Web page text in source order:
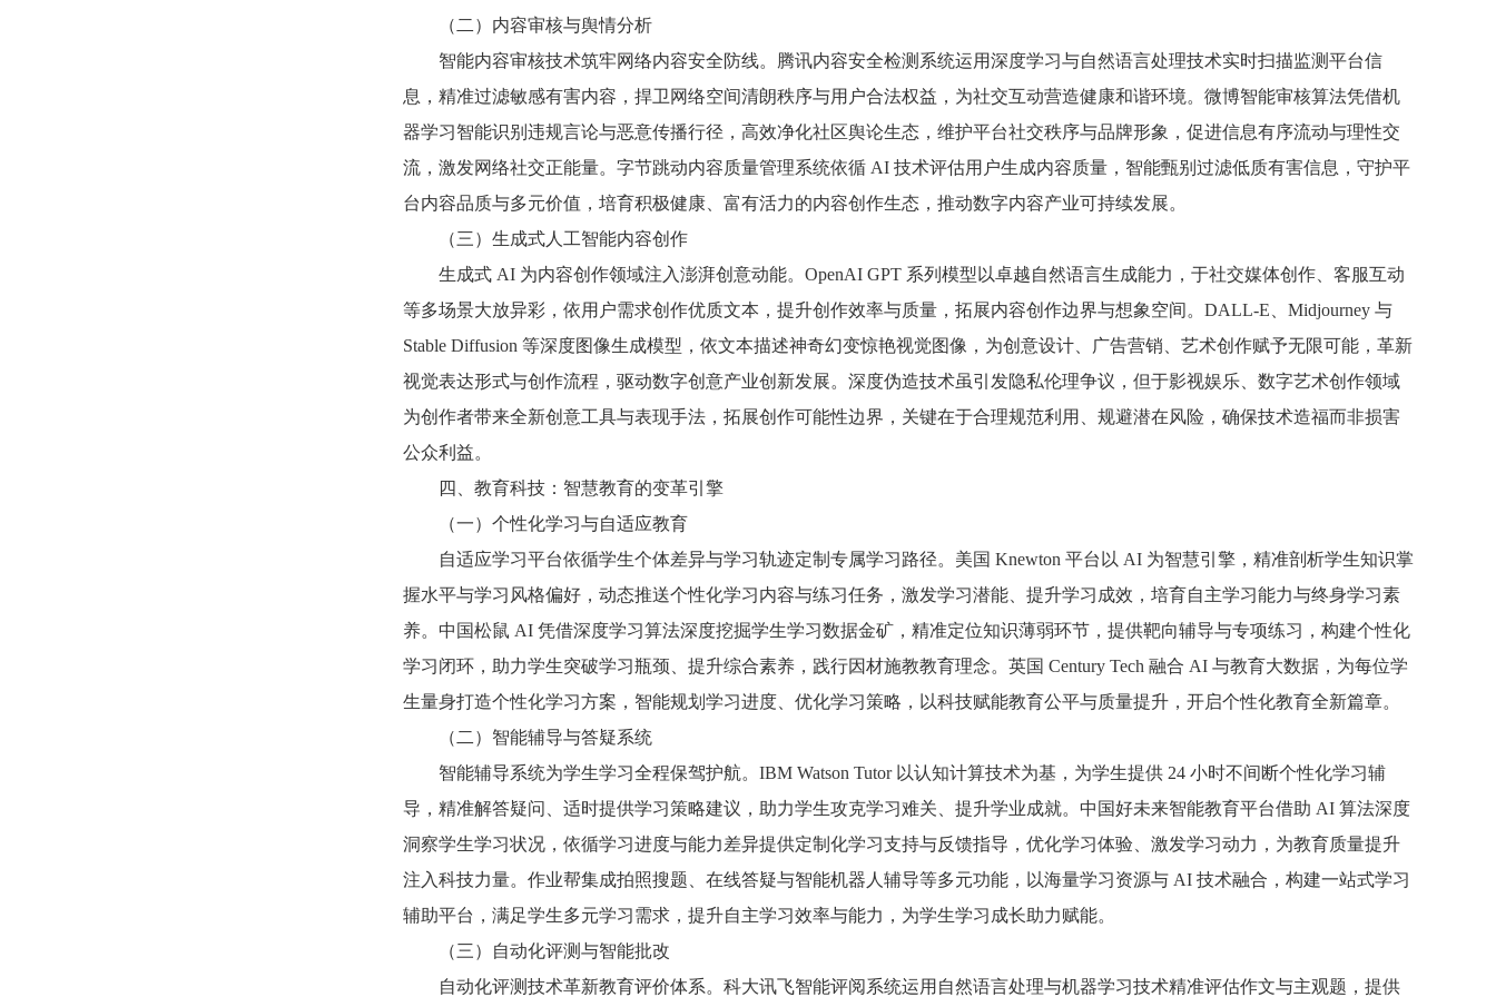
（二）内容审核与舆情分析
智能内容审核技术筑牢网络内容安全防线。腾讯内容安全检测系统运用深度学习与自然语言处理技术实时扫描监测平台信
息，精准过滤敏感有害内容，捍卫网络空间清朗秩序与用户合法权益，为社交互动营造健康和谐环境。微博智能审核算法凭借机
器学习智能识别违规言论与恶意传播行径，高效净化社区舆论生态，维护平台社交秩序与品牌形象，促进信息有序流动与理性交
流，激发网络社交正能量。字节跳动内容质量管理系统依循 AI 技术评估用户生成内容质量，智能甄别过滤低质有害信息，守护平
台内容品质与多元价值，培育积极健康、富有活力的内容创作生态，推动数字内容产业可持续发展。
（三）生成式人工智能内容创作
生成式 AI 为内容创作领域注入澎湃创意动能。OpenAI GPT 系列模型以卓越自然语言生成能力，于社交媒体创作、客服互动
等多场景大放异彩，依用户需求创作优质文本，提升创作效率与质量，拓展内容创作边界与想象空间。DALL-E、Midjourney 与
Stable Diffusion 等深度图像生成模型，依文本描述神奇幻变惊艳视觉图像，为创意设计、广告营销、艺术创作赋予无限可能，革新
视觉表达形式与创作流程，驱动数字创意产业创新发展。深度伪造技术虽引发隐私伦理争议，但于影视娱乐、数字艺术创作领域
为创作者带来全新创意工具与表现手法，拓展创作可能性边界，关键在于合理规范利用、规避潜在风险，确保技术造福而非损害
公众利益。
四、教育科技：智慧教育的变革引擎
（一）个性化学习与自适应教育
自适应学习平台依循学生个体差异与学习轨迹定制专属学习路径。美国 Knewton 平台以 AI 为智慧引擎，精准剖析学生知识掌
握水平与学习风格偏好，动态推送个性化学习内容与练习任务，激发学习潜能、提升学习成效，培育自主学习能力与终身学习素
养。中国松鼠 AI 凭借深度学习算法深度挖掘学生学习数据金矿，精准定位知识薄弱环节，提供靶向辅导与专项练习，构建个性化
学习闭环，助力学生突破学习瓶颈、提升综合素养，践行因材施教教育理念。英国 Century Tech 融合 AI 与教育大数据，为每位学
生量身打造个性化学习方案，智能规划学习进度、优化学习策略，以科技赋能教育公平与质量提升，开启个性化教育全新篇章。
（二）智能辅导与答疑系统
智能辅导系统为学生学习全程保驾护航。IBM Watson Tutor 以认知计算技术为基，为学生提供 24 小时不间断个性化学习辅
导，精准解答疑问、适时提供学习策略建议，助力学生攻克学习难关、提升学业成就。中国好未来智能教育平台借助 AI 算法深度
洞察学生学习状况，依循学习进度与能力差异提供定制化学习支持与反馈指导，优化学习体验、激发学习动力，为教育质量提升
注入科技力量。作业帮集成拍照搜题、在线答疑与智能机器人辅导等多元功能，以海量学习资源与 AI 技术融合，构建一站式学习
辅助平台，满足学生多元学习需求，提升自主学习效率与能力，为学生学习成长助力赋能。
（三）自动化评测与智能批改
自动化评测技术革新教育评价体系。科大讯飞智能评阅系统运用自然语言处理与机器学习技术精准评估作文与主观题，提供